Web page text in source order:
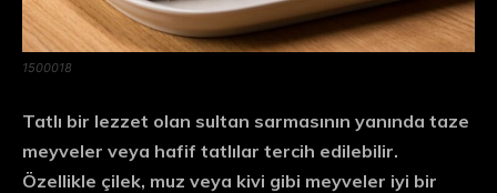
1500018
Tatlı bir lezzet olan sultan sarmasının yanında taze
meyveler veya hafif tatlılar tercih edilebilir.
Özellikle çilek, muz veya kivi gibi meyveler iyi bir